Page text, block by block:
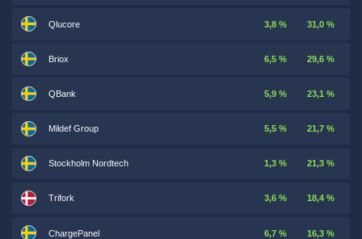
Qlucore 3,8 % 31,0 %
Briox 6,5 % 29,6 %
QBank 5,9 % 23,1 %
Mildef Group 5,5 % 21,7 %
Stockholm Nordtech 1,3 % 21,3 %
Trifork 3,6 % 18,4 %
ChargePanel 6,7 % 16,3 %